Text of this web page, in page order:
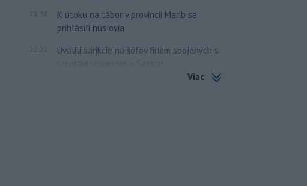
21:38
K útoku na tábor v provincii Marib sa
prihlásili húsíovia
Uvalili sankcie na šéfov firiem spojených s
raketami Iskander a Sarmat
Viac